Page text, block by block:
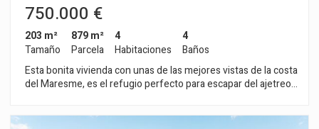
750.000 €
203 m²
Tamaño
879 m²
Parcela
4
Habitaciones
4
Baños
Esta bonita vivienda con unas de las mejores vistas de la costa
del Maresme, es el refugio perfecto para escapar del ajetreo
mejor urbanización del municipio de Sant Cebria de Vallalta,